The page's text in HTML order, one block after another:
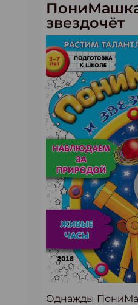
звездочёт
Однажды